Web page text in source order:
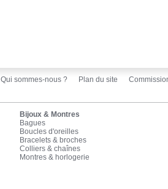
Qui sommes-nous ? Plan du site
Bijoux & Montres
Bagues
Boucles d'oreilles
Bracelets & broches
Colliers & chaînes
Montres & horlogerie